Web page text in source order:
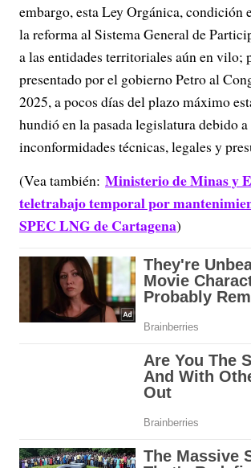
embargo, esta Ley Orgánica, condición
la reforma al Sistema General de
a las entidades territoriales aún en vilo;
presentado por el gobierno Petro al
2025, a pocos días del plazo máximo
hundió en la pasada legislatura debido
inconformidades técnicas, legales y
(Vea también: Ministerio de Minas y
teletrabajo temporal por
SPEC LNG de Cartagena)